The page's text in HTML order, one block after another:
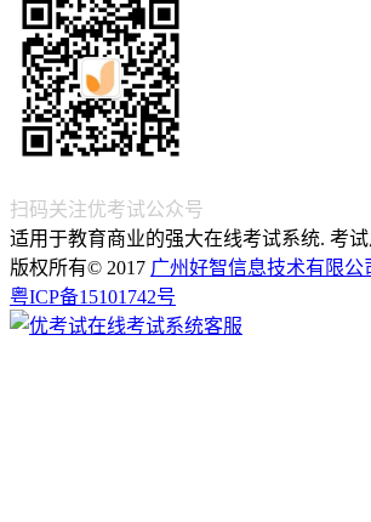
扫码关注优考试公众号
适用于教育商业的强大在线考试系统. 考
版权所有© 2017 广州好智信息技术有限公
粤ICP备15101742号